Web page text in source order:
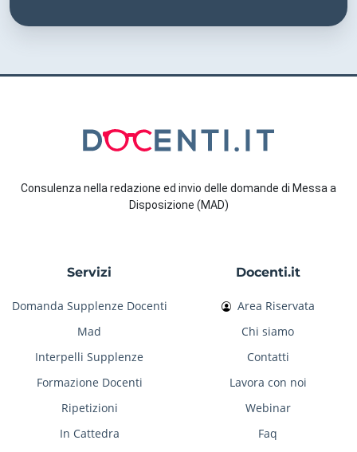
Consulenza nella redazione ed invio delle domande di Messa a
Disposizione (MAD)
Servizi
Domanda Supplenze Docenti
Mad
Interpelli Supplenze
Formazione Docenti
Ripetizioni
In Cattedra
Docenti.it
Area Riservata
Chi siamo
Contatti
Lavora con noi
Webinar
Faq